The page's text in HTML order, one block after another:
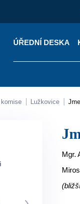
ÚŘEDNÍ DESKA
Úřední
komise Lužkovice
Mgr.